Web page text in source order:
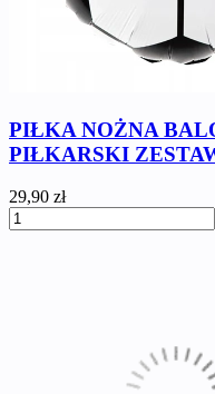
PIŁKA NOŻNA
PIŁKARSKI
29,90 zł